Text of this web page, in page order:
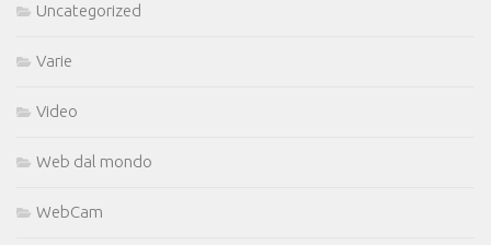
Uncategorized
Varie
Video
Web dal mondo
WebCam